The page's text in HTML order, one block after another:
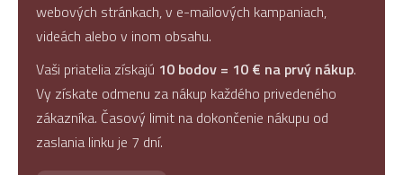
webových stránkach, v e-mailových kampaniach,
videách alebo v inom obsahu.
Vaši priatelia získajú 10 bodov = 10 € na prvý nákup.
Vy získate odmenu za nákup každého privedeného
zákazníka. Časový limit na dokončenie nákupu od
zaslania linku je 7 dní.